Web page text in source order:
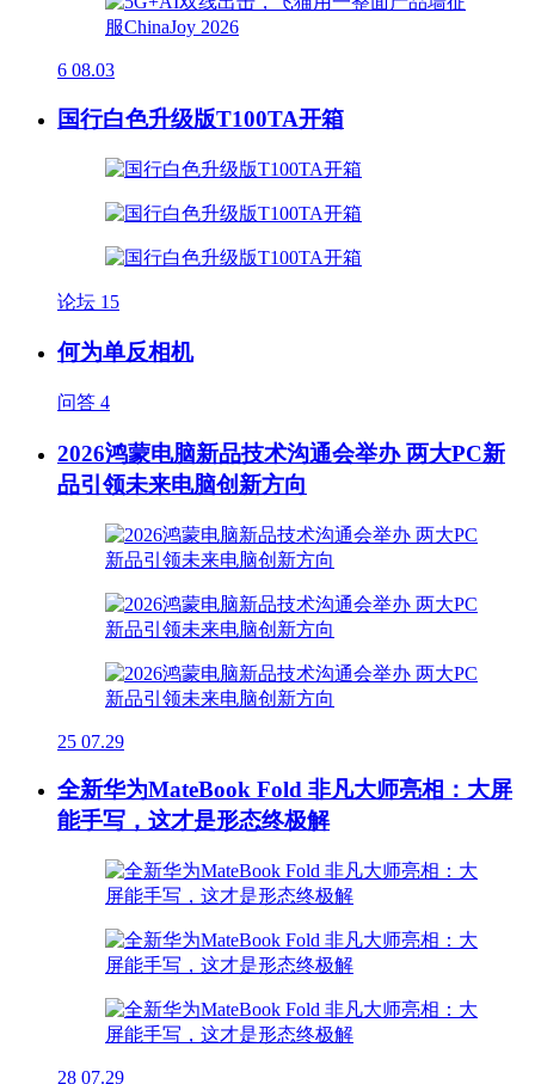
6 08.03
国行白色升级版T100TA开箱
论坛 15
何为单反相机
问答 4
2026鸿蒙电脑新品技术沟通会举办 两大PC新
品引领未来电脑创新方向
25 07.29
全新华为MateBook Fold 非凡大师亮相：大屏
能手写，这才是形态终极解
28 07.29